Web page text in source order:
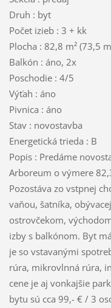
Druh : byt
Počet izieb : 3 + kk
Plocha : 82,8 m² (73,5
Balkón : áno, 2x
Poschodie : 4/5
Výťah : áno
Pivnica : áno
Stav : novostavba
Energetická trieda : B
Popis : Predáme
Arboreum o výmere
Pozostáva zo vstpnej
vaňou, šatníka,
ostrovčekom,
izby s balkónom. Byt
je so vstavanými
rúra, mikrovlnná rúra,
cene je aj vonkajšie
bytu sú cca 99,- € / 3